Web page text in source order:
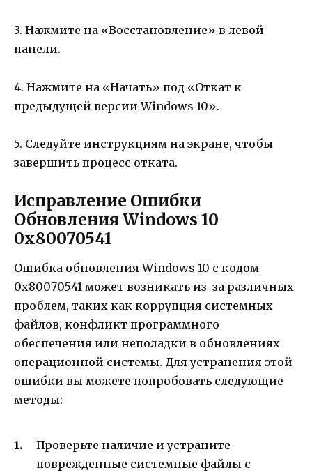
3. Нажмите на «Восстановление» в левой
панели.
4. Нажмите на «Начать» под «Откат к
предыдущей версии Windows 10».
5. Следуйте инструкциям на экране, чтобы
завершить процесс отката.
Исправление Ошибки
Обновления Windows 10
0x80070541
Ошибка обновления Windows 10 с кодом
0x80070541 может возникать из-за различных
проблем, таких как коррупция системных
файлов, конфликт программного
обеспечения или неполадки в обновлениях
операционной системы. Для устранения этой
ошибки вы можете попробовать следующие
методы:
Проверьте наличие и устраните
поврежденные системные файлы с